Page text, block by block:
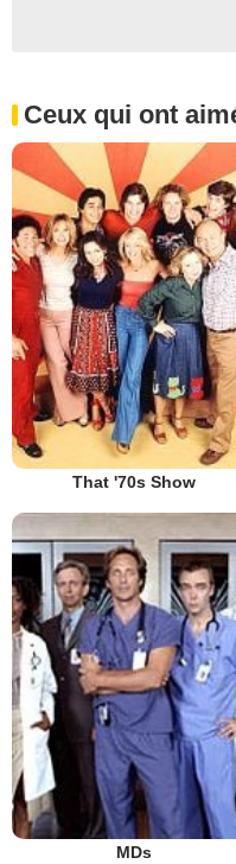
Ceux qui ont
That '70s Show
MDs